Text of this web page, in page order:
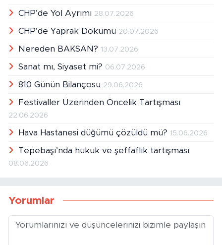
CHP’de Yol Ayrımı 28.07.2026
CHP’de Yaprak Dökümü 20.07.2026
Nereden BAKSAN? 13.07.2026
Sanat mı, Siyaset mi? 06.07.2026
810 Günün Bilançosu 29.06.2026
Festivaller Üzerinden Öncelik Tartışması
22.06.2026
Hava Hastanesi düğümü çözüldü mü? 15.06.2026
Tepebaşı’nda hukuk ve şeffaflık tartışması
08.06.2026
Yorumlar